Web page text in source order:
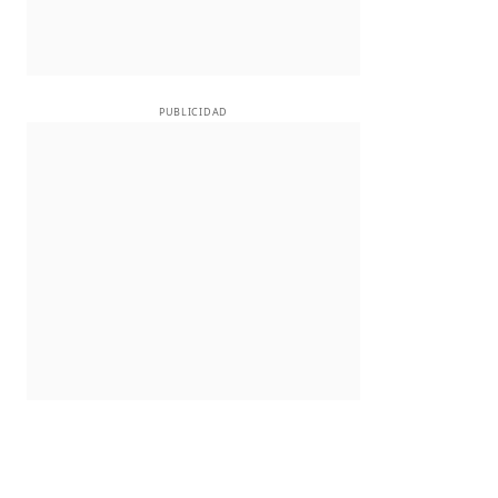
PUBLICIDAD